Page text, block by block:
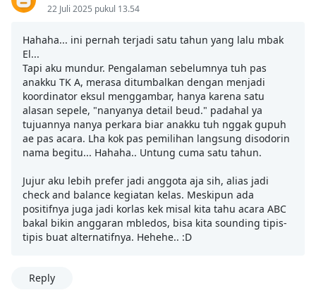
22 Juli 2025 pukul 13.54
Hahaha... ini pernah terjadi satu tahun yang lalu mbak
El...
Tapi aku mundur. Pengalaman sebelumnya tuh pas
anakku TK A, merasa ditumbalkan dengan menjadi
koordinator eksul menggambar, hanya karena satu
alasan sepele, "nanyanya detail beud." padahal ya
tujuannya nanya perkara biar anakku tuh nggak gupuh
ae pas acara. Lha kok pas pemilihan langsung disodorin
nama begitu... Hahaha.. Untung cuma satu tahun.
Jujur aku lebih prefer jadi anggota aja sih, alias jadi
check and balance kegiatan kelas. Meskipun ada
positifnya juga jadi korlas kek misal kita tahu acara ABC
bakal bikin anggaran mbledos, bisa kita sounding tipis-
tipis buat alternatifnya. Hehehe.. :D
Reply